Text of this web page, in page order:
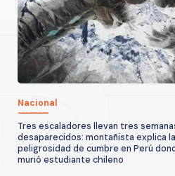
Nacional
Tres escaladores llevan tres
desaparecidos: montañista explica la
peligrosidad de cumbre en Perú
murió estudiante chileno